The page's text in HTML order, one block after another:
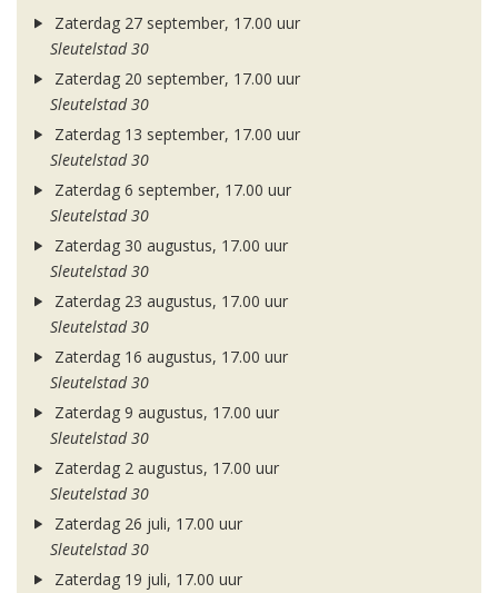
Zaterdag 27 september, 17.00 uur
Sleutelstad 30
Zaterdag 20 september, 17.00 uur
Sleutelstad 30
Zaterdag 13 september, 17.00 uur
Sleutelstad 30
Zaterdag 6 september, 17.00 uur
Sleutelstad 30
Zaterdag 30 augustus, 17.00 uur
Sleutelstad 30
Zaterdag 23 augustus, 17.00 uur
Sleutelstad 30
Zaterdag 16 augustus, 17.00 uur
Sleutelstad 30
Zaterdag 9 augustus, 17.00 uur
Sleutelstad 30
Zaterdag 2 augustus, 17.00 uur
Sleutelstad 30
Zaterdag 26 juli, 17.00 uur
Sleutelstad 30
Zaterdag 19 juli, 17.00 uur